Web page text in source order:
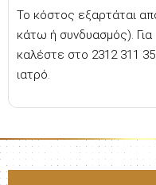
Το κόστος εξαρτάται
κάτω ή συνδυασμός). Για
καλέστε στο 2312 311
ιατρό.